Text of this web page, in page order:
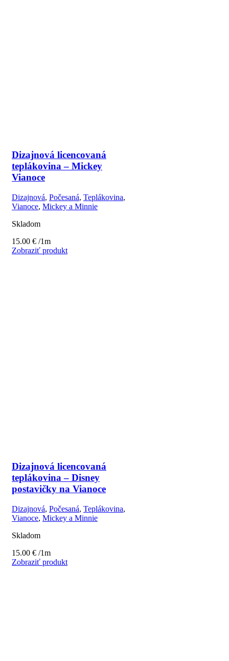
Dizajnová licencovaná
teplákovina – Mickey
Vianoce
Dizajnová, Počesaná, Teplákovina,
Vianoce, Mickey a Minnie
Skladom
15.00 € /1m
Zobraziť produkt
Dizajnová licencovaná
teplákovina – Disney
postavičky na Vianoce
Dizajnová, Počesaná, Teplákovina,
Vianoce, Mickey a Minnie
Skladom
15.00 € /1m
Zobraziť produkt